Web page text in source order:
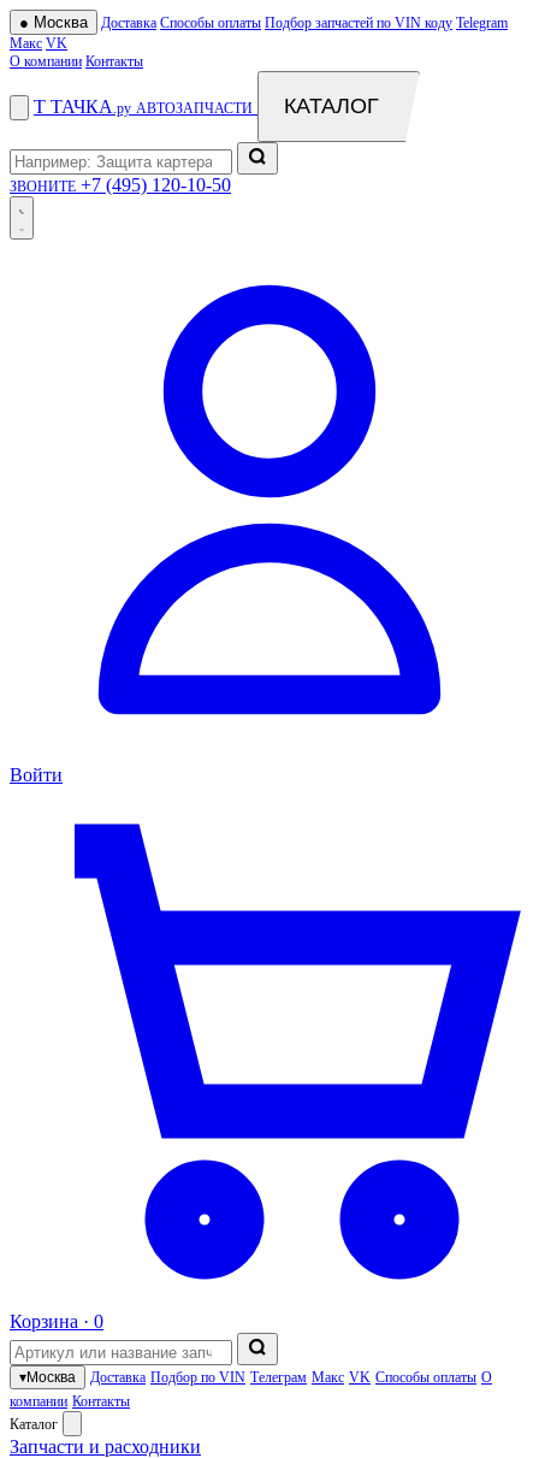
● Москва Доставка Способы оплаты Подбор запчастей по VIN коду Telegram
Макс VK
О компании Контакты
Т ТАЧКА .ру АВТОЗАПЧАСТИ КАТАЛОГ
ЗВОНИТЕ +7 (495) 120-10-50
Войти
Корзина · 0
▾Москва Доставка Подбор по VIN Телеграм Макс VK Способы оплаты О
компании Контакты
Каталог
Запчасти и расходники